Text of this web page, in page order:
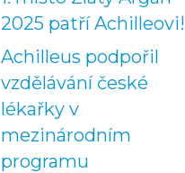
2025 patří Achilleovi!
Achilleus podpořil
vzdělávání české
lékařky v
mezinárodním
programu